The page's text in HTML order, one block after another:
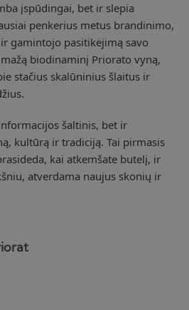
įspūdingai, bet ir slepia
penkerius metus brandinimo,
gamintojo pasitikėjimą savo
biodinaminį Priorato vyną,
stačius skalūninius šlaitus ir
šaltinis, bet ir
kultūrą ir tradiciją. Tai pirmasis
kai atkemšate butelį, ir
atverdama naujus skonių ir